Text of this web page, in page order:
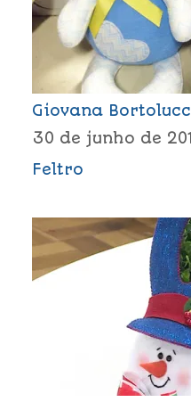
Giovana
30 de junho de
Feltro